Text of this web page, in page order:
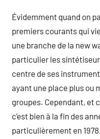
Évidemment quand on
premiers courants qui
une branche de la new
particulier les
centre de ses
ayant une place plus ou
groupes. Cependant, et
c’est bien à la fin des
particulièrement en